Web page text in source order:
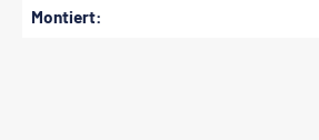
Montiert: